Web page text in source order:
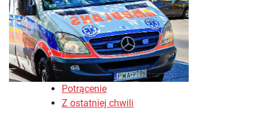
Potrącenie
Z ostatniej chwili